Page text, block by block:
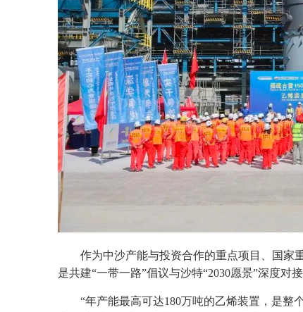
作为中沙产能与投资合作的重点项目、国家
是共建“一带一路”倡议与沙特“2030愿景”深度对
“年产能最高可达180万吨的乙烯装置，是整